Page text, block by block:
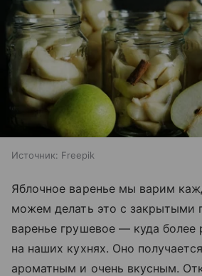
Источник: Freepik
Яблочное варенье мы варим
можем делать это с закрытыми
варенье грушевое — куда более
на наших кухнях. Оно
ароматным и очень вкусным.